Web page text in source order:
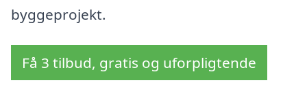
byggeprojekt.
Få 3 tilbud, gratis og uforpligtende